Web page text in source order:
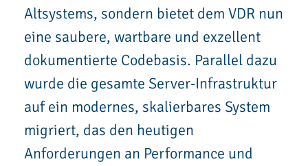
Altsystems, sondern bietet dem VDR nun
eine saubere, wartbare und exzellent
dokumentierte Codebasis. Parallel dazu
wurde die gesamte Server-Infrastruktur
auf ein modernes, skalierbares System
migriert, das den heutigen
Anforderungen an Performance und